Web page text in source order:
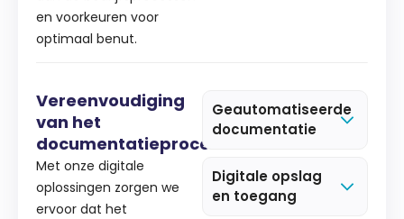
en voorkeuren voor
optimaal benut.
Vereenvoudiging
van het
documentatieproces
Met onze digitale
oplossingen zorgen we
ervoor dat het
Geautomatiseerde
documentatie
Digitale opslag
en toegang